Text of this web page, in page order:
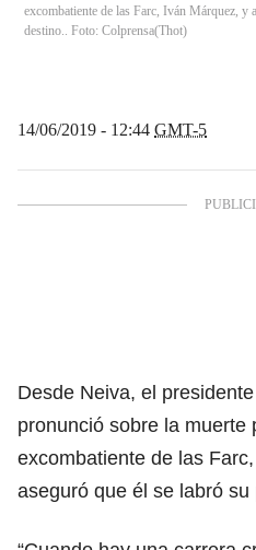
excombatiente de las Farc, Iván Márquez, y
destino.. Foto: Colprensa(Thot)
14/06/2019 - 12:44 GMT-5
Desde Neiva, el
pronunció sobre la muerte
excombatiente de las
aseguró que él se labró su